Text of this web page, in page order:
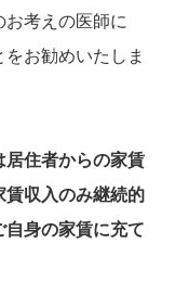
考えの医師に
お勧めいたしま
居住者からの家賃
賃収入のみ継続的
自身の家賃に充て